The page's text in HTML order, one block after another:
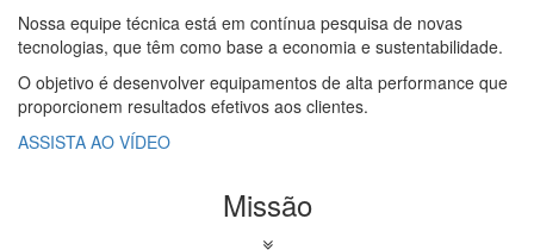
Nossa equipe técnica está em contínua pesquisa de novas
tecnologias, que têm como base a economia e sustentabilidade.
O objetivo é desenvolver equipamentos de alta performance que
proporcionem resultados efetivos aos clientes.
ASSISTA AO VÍDEO
Missão